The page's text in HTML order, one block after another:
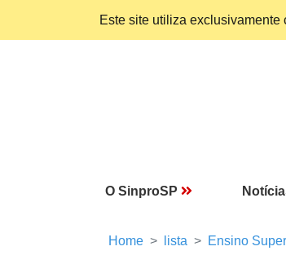
Este site utiliza
O SinproSP
Home lista Ensino